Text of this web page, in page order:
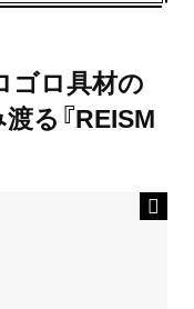
ゴロ具材の
る『REISM